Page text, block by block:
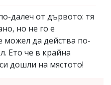
далеч от дървото: тя
но не го е
можел да действа по-
Ето че в крайна
дошли на мястото!